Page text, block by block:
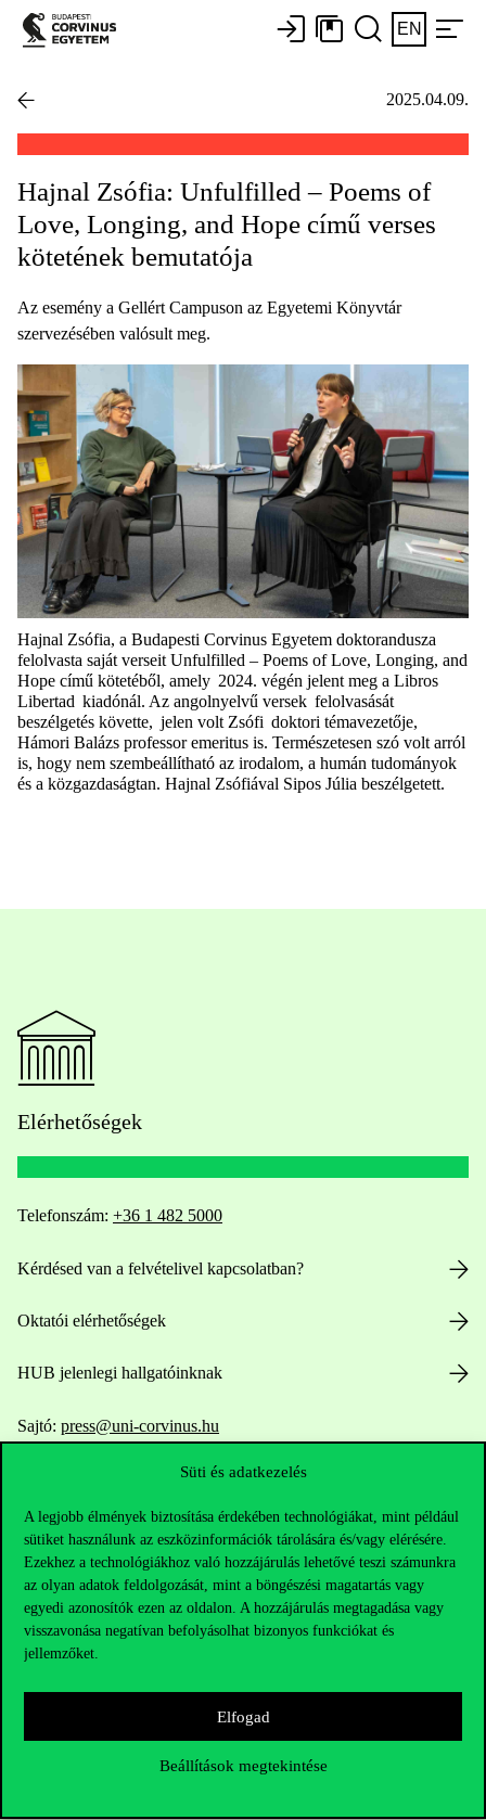
Süti és adatkezelés
A legjobb élmények biztosítása érdekében technológiákat, mint például
sütiket használunk az eszközinformációk tárolására és/vagy elérésére.
Ezekhez a technológiákhoz való hozzájárulás lehetővé teszi számunkra
az olyan adatok feldolgozását, mint a böngészési magatartás vagy
egyedi azonosítók ezen az oldalon. A hozzájárulás megtagadása vagy
visszavonása negatívan befolyásolhat bizonyos funkciókat és
jellemzőket.
Elfogad
Beállítások megtekintése
EN
2025.04.09.
Hajnal Zsófia: Unfulfilled – Poems of
Love, Longing, and Hope című verses
kötetének bemutatója
Az esemény a Gellért Campuson az Egyetemi Könyvtár
szervezésében valósult meg.
Hajnal Zsófia, a Budapesti Corvinus Egyetem doktorandusza
felolvasta saját verseit Unfulfilled – Poems of Love, Longing, and
Hope című kötetéből, amely 2024. végén jelent meg a Libros
Libertad kiadónál. Az angolnyelvű versek felolvasását
beszélgetés követte, jelen volt Zsófi doktori témavezetője,
Hámori Balázs professor emeritus is. Természetesen szó volt arról
is, hogy nem szembeállítható az irodalom, a humán tudományok
és a közgazdaságtan. Hajnal Zsófiával Sipos Júlia beszélgetett.
Elérhetőségek
Telefonszám: +36 1 482 5000
Kérdésed van a felvételivel kapcsolatban?
Oktatói elérhetőségek
HUB jelenlegi hallgatóinknak
Sajtó: press@uni-corvinus.hu
Hasznos linkek
Nyitvatartás